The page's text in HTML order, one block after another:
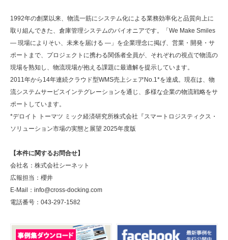
1992年の創業以来、物流一筋にシステム化による業務効率化と品質向上に
取り組んできた、倉庫管理システムのパイオニアです。「We Make Smiles
― 現場によりそい、未来を届ける ―」を企業理念に掲げ、営業・開発・サ
ポートまで、プロジェクトに携わる関係者全員が、それぞれの視点で物流の
現場を熟知し、物流現場が抱える課題に最適解を提示しています。
2011年から14年連続クラウド型WMS売上シェアNo.1*を達成。現在は、物
流システムサービスインテグレーションを通じ、多様な企業の物流戦略をサ
ポートしています。
*デロイト トーマツ ミック経済研究所株式会社『スマートロジスティクス・
ソリューション市場の実態と展望 2025年度版
【本件に関するお問合せ】
会社名：株式会社シーネット
広報担当：櫻井
E-Mail：info@cross-docking.com
電話番号：043-297-1582